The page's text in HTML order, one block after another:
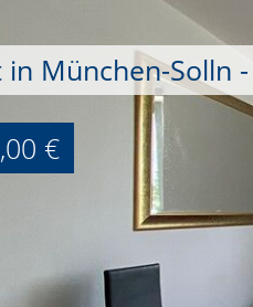
München-Solln
€